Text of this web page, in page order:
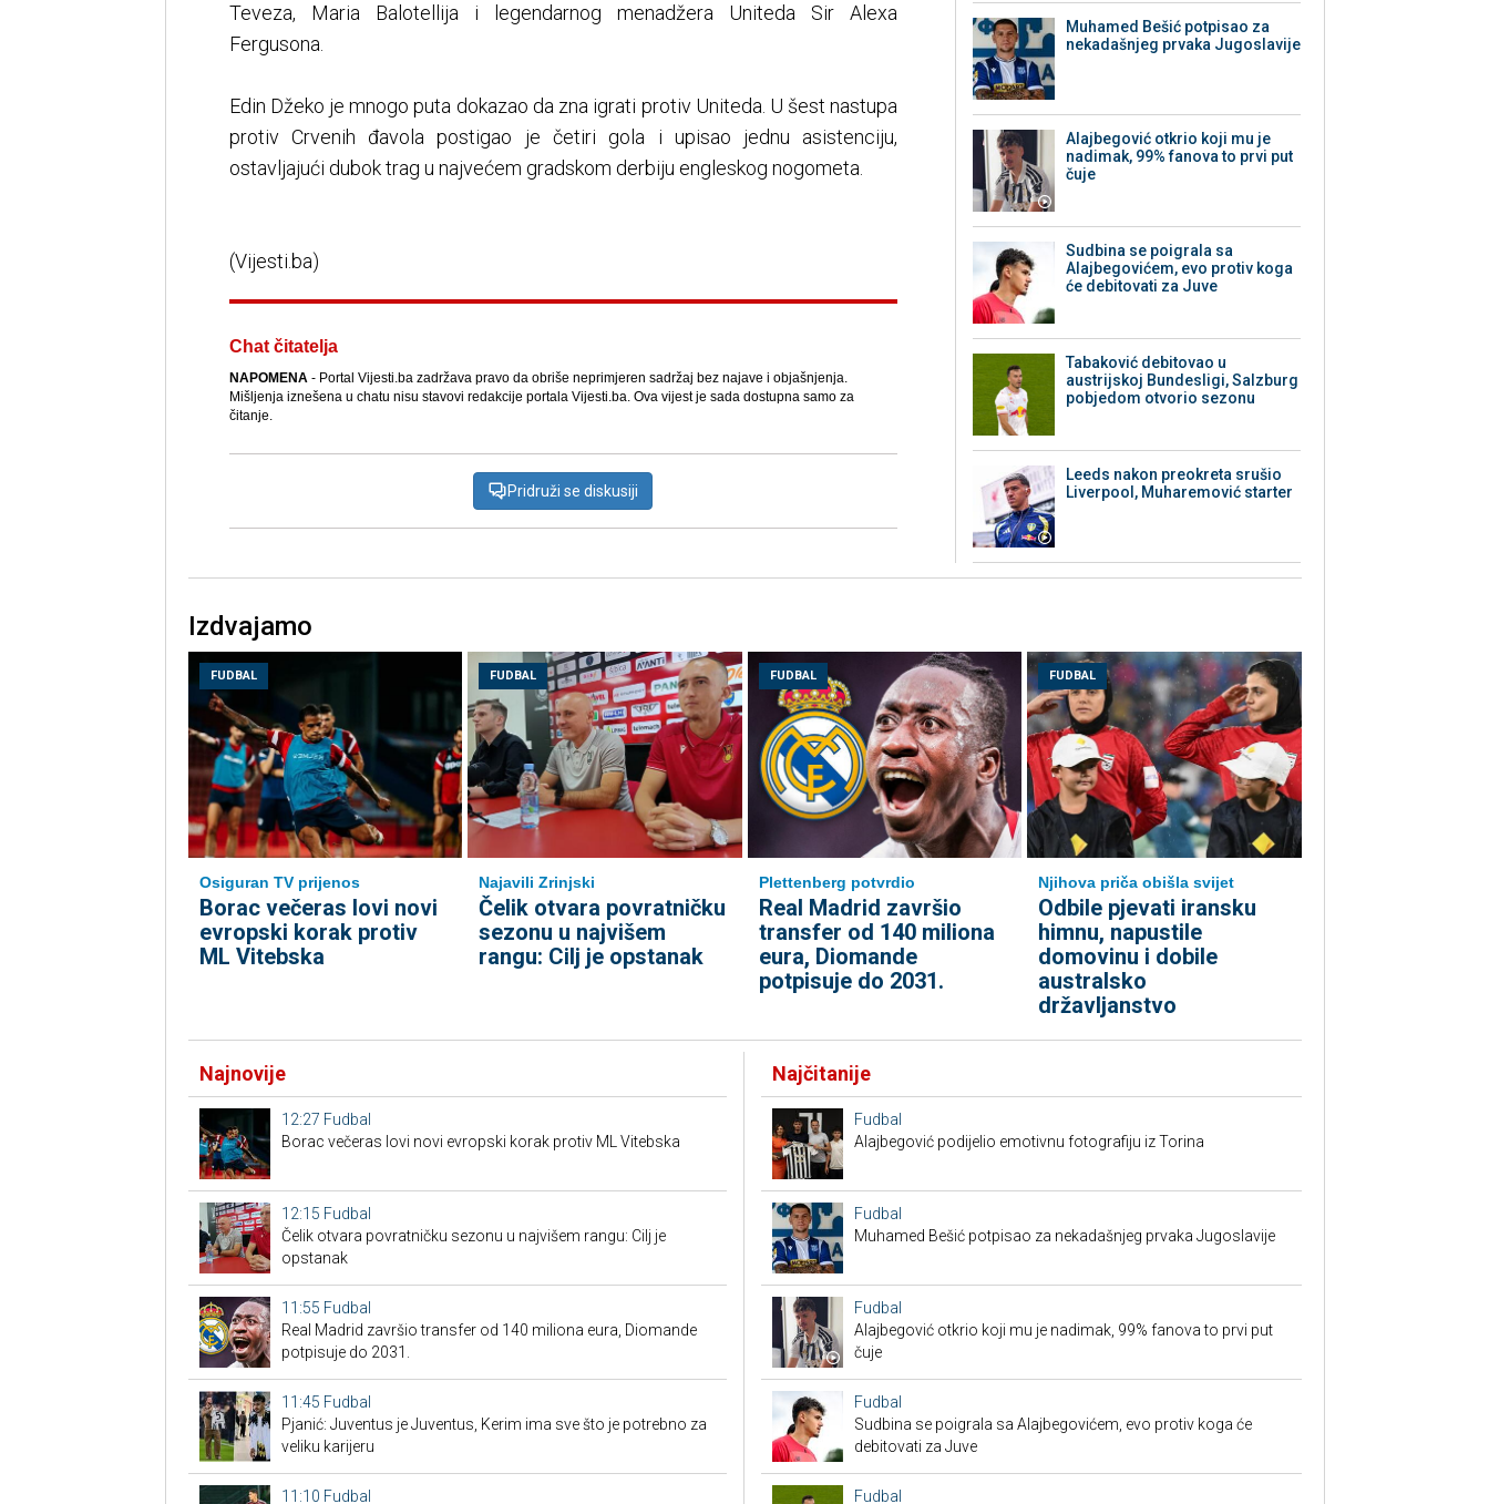
Teveza, Maria Balotellija i legendarnog menadžera Uniteda Sir Alexa
Fergusona.
Edin Džeko je mnogo puta dokazao da zna igrati protiv Uniteda. U šest nastupa
protiv Crvenih đavola postigao je četiri gola i upisao jednu asistenciju,
ostavljajući dubok trag u najvećem gradskom derbiju engleskog nogometa.
(Vijesti.ba)
Chat čitatelja
NAPOMENA- Portal Vijesti.ba zadržava pravo da obriše neprimjeren sadržaj bez najave i objašnjenja.
Mišljenja iznešena u chatu nisu stavovi redakcije portala Vijesti.ba. Ova vijest je sada dostupna samo za
čitanje.
Pridruži se diskusiji
Muhamed Bešić potpisao za
nekadašnjeg prvaka Jugoslavije
Alajbegović otkrio koji mu je
nadimak, 99% fanova to prvi put
čuje
Sudbina se poigrala sa
Alajbegovićem, evo protiv koga
će debitovati za Juve
Tabaković debitovao u
austrijskoj Bundesligi, Salzburg
pobjedom otvorio sezonu
Leeds nakon preokreta srušio
Liverpool, Muharemović starter
Izdvajamo
FUDBAL
Osiguran TV prijenos
Borac večeras lovi novi
evropski korak protiv
ML Vitebska
FUDBAL
Najavili Zrinjski
Čelik otvara povratničku
sezonu u najvišem
rangu: Cilj je opstanak
FUDBAL
Plettenberg potvrdio
Real Madrid završio
transfer od 140 miliona
eura, Diomande
potpisuje do 2031.
FUDBAL
Njihova priča obišla svijet
Odbile pjevati iransku
himnu, napustile
domovinu i dobile
australsko
državljanstvo
Najnovije
12:27 Fudbal
Borac večeras lovi novi evropski korak protiv ML Vitebska
12:15 Fudbal
Čelik otvara povratničku sezonu u najvišem rangu: Cilj je
opstanak
11:55 Fudbal
Real Madrid završio transfer od 140 miliona eura, Diomande
potpisuje do 2031.
11:45 Fudbal
Pjanić: Juventus je Juventus, Kerim ima sve što je potrebno za
veliku karijeru
11:10 Fudbal
Najčitanije
Fudbal
Alajbegović podijelio emotivnu fotografiju iz Torina
Fudbal
Muhamed Bešić potpisao za nekadašnjeg prvaka Jugoslavije
Fudbal
Alajbegović otkrio koji mu je nadimak, 99% fanova to prvi put
čuje
Fudbal
Sudbina se poigrala sa Alajbegovićem, evo protiv koga će
debitovati za Juve
Fudbal